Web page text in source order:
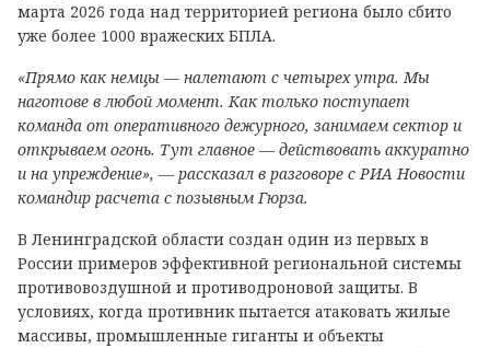
марта 2026 года над территорией региона было сбито
уже более 1000 вражеских БПЛА.
«Прямо как немцы — налетают с четырех утра. Мы
наготове в любой момент. Как только поступает
команда от оперативного дежурного, занимаем сектор и
открываем огонь. Тут главное — действовать аккуратно
и на упреждение», — рассказал в разговоре с РИА Новости
командир расчета с позывным Гюрза.
В Ленинградской области создан один из первых в
России примеров эффективной региональной системы
противовоздушной и противодроновой защиты. В
условиях, когда противник пытается атаковать жилые
массивы, промышленные гиганты и объекты